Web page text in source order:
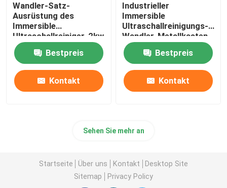
Wandler-Satz-
Ausrüstung des
Immersible
Ultraschallreiniger-2kw
piezoelektrische
Bestpreis
Kontakt
Industrieller
Immersible
Ultraschallreinigungs-
Wandler-Metallkasten
und -generator
Bestpreis
Kontakt
Sehen Sie mehr an
Startseite Über uns Kontakt
Desktop Site
Sitemap
Privacy Policy